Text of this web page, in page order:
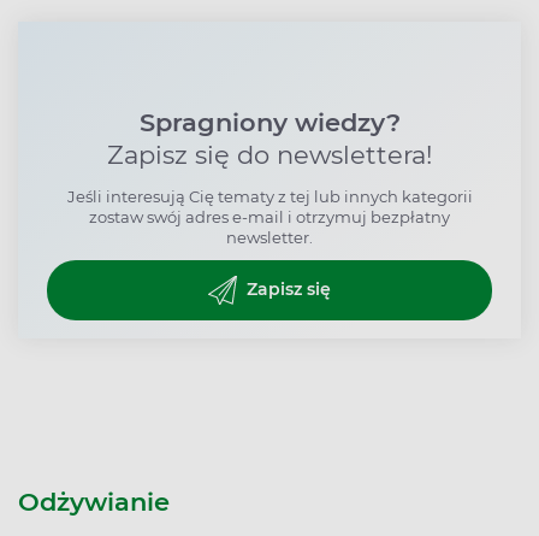
Spragniony wiedzy?
Zapisz się do newslettera!
Jeśli interesują Cię tematy z tej lub innych kategorii
zostaw swój adres e-mail i otrzymuj bezpłatny
newsletter.
Zapisz się
Odżywianie